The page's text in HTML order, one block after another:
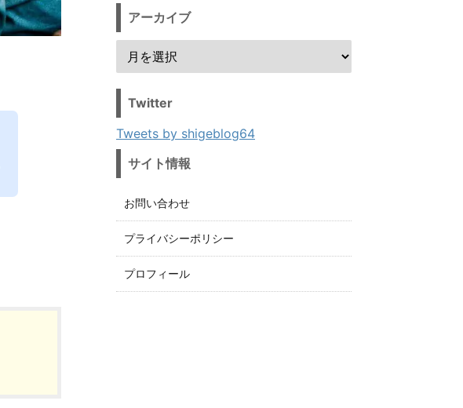
アーカイブ
Twitter
Tweets by shigeblog64
サイト情報
お問い合わせ
プライバシーポリシー
プロフィール